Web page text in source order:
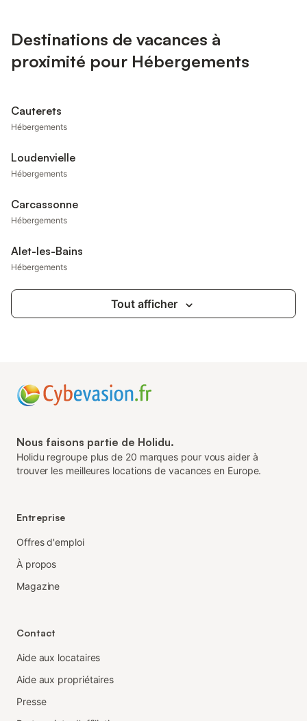
Destinations de vacances à
proximité pour Hébergements
Cauterets
Hébergements
Loudenvielle
Hébergements
Carcassonne
Hébergements
Alet-les-Bains
Hébergements
Tout afficher
Nous faisons partie de Holidu.
Holidu regroupe plus de 20 marques pour vous aider à
trouver les meilleures locations de vacances en Europe.
Entreprise
Offres d'emploi
À propos
Magazine
Contact
Aide aux locataires
Aide aux propriétaires
Presse